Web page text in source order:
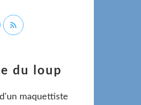
du loup
maquettiste